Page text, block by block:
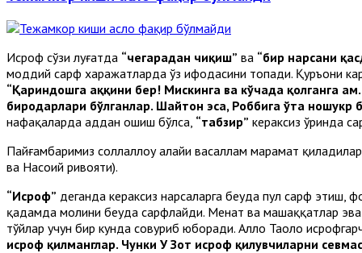
Исроф сўзи луғатда “чегарадан чиқиш” ва “бир нарсани
моддий сарф харажатларда ўз ифодасини топади. Қуръони
“Қариндошга ҳаққини бер! Мискинга ва кўчада қолганга
биродарлари бўлганлар. Шайтон эса, Роббига ўта ношукр
нафақаларда ҳаддан ошиш бўлса, “табзир” кераксиз ўринда
Пайғамбаримиз соллаллоҳу алайҳи васаллам марҳамат
ва Насоий ривояти).
“Исроф” деганда кераксиз нарсаларга беҳуда пул сарф
қадамда молини беҳуда сарфлайди. Меҳнат ва машаққатлар
тўйлар учун бир кунда совуриб юборади. Аллоҳ Таоло
исроф қилманглар. Чунки У Зот исроф қилувчиларни